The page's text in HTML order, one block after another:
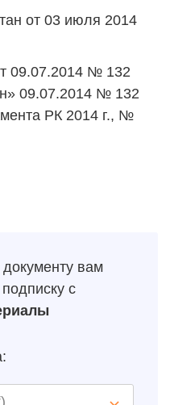
от 03 июля 2014
09.07.2014 № 132
09.07.2014 № 132
РК 2014 г., №
вам
с